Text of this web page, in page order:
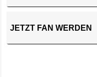
JETZT FAN WERDEN